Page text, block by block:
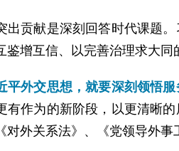
出贡献是深刻回答时代课题
鉴增互信、以完善治理求大
平外交思想，就要深刻领悟服
有作为的新阶段，以更清晰
对外关系法》、《党领导外事